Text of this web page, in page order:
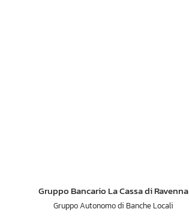
Gruppo Bancario La Cassa di Ravenna
Gruppo Autonomo di Banche Locali